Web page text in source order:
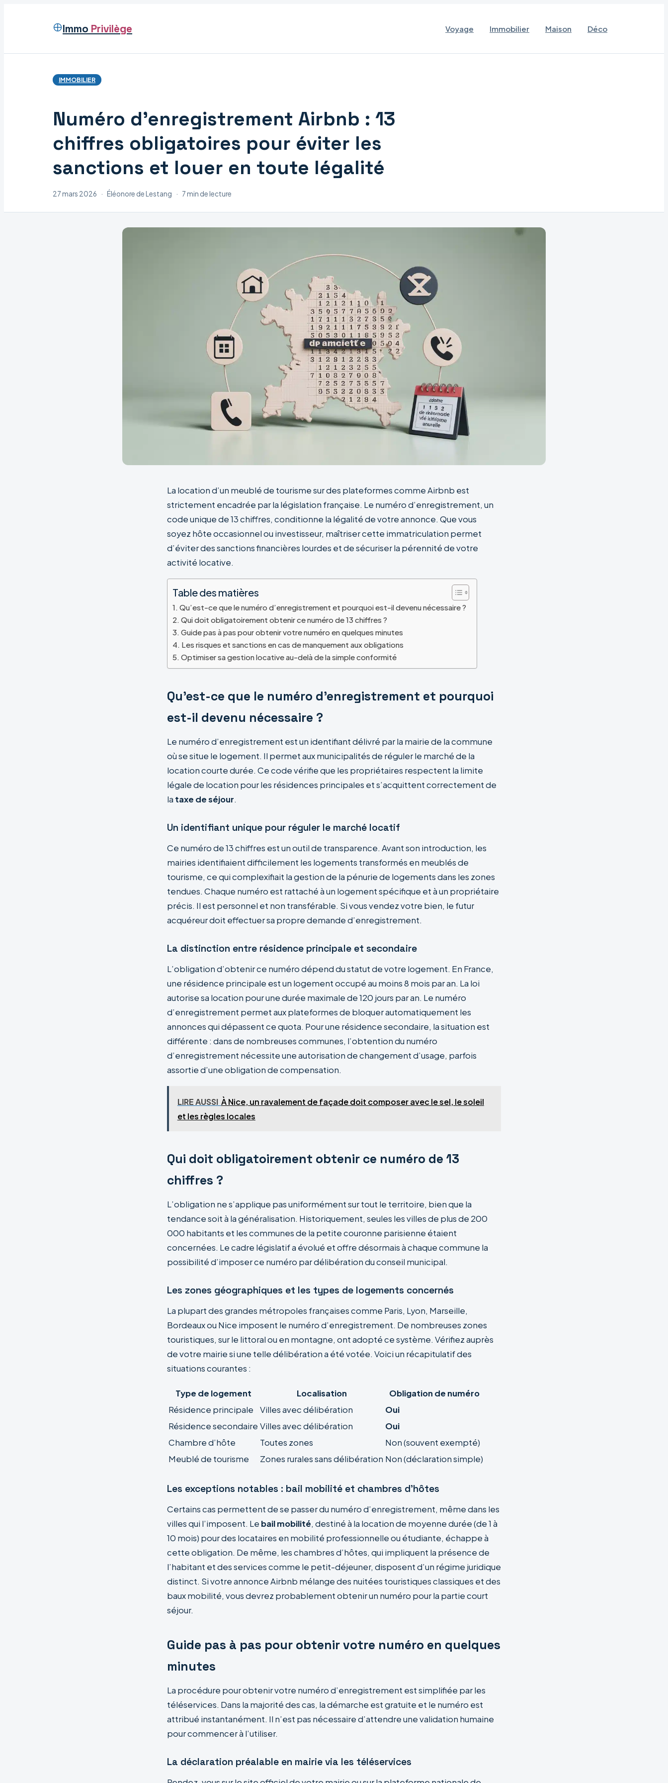
Immo Privilège Voyage Immobilier Maison Déco
IMMOBILIER
Numéro d’enregistrement Airbnb : 13
chiffres obligatoires pour éviter les
sanctions et louer en toute légalité
27 mars 2026 · Éléonore de Lestang · 7 min de lecture
La location d’un meublé de tourisme sur des plateformes comme Airbnb est
strictement encadrée par la législation française. Le numéro d’enregistrement, un
code unique de 13 chiffres, conditionne la légalité de votre annonce. Que vous
soyez hôte occasionnel ou investisseur, maîtriser cette immatriculation permet
d’éviter des sanctions financières lourdes et de sécuriser la pérennité de votre
activité locative.
Table des matières
Qu’est-ce que le numéro d’enregistrement et pourquoi est-il devenu nécessaire ?
Qui doit obligatoirement obtenir ce numéro de 13 chiffres ?
Guide pas à pas pour obtenir votre numéro en quelques minutes
Les risques et sanctions en cas de manquement aux obligations
Optimiser sa gestion locative au-delà de la simple conformité
Qu’est-ce que le numéro d’enregistrement et pourquoi
est-il devenu nécessaire ?
Le numéro d’enregistrement est un identifiant délivré par la mairie de la commune
où se situe le logement. Il permet aux municipalités de réguler le marché de la
location courte durée. Ce code vérifie que les propriétaires respectent la limite
légale de location pour les résidences principales et s’acquittent correctement de
la taxe de séjour.
Un identifiant unique pour réguler le marché locatif
Ce numéro de 13 chiffres est un outil de transparence. Avant son introduction, les
mairies identifiaient difficilement les logements transformés en meublés de
tourisme, ce qui complexifiait la gestion de la pénurie de logements dans les zones
tendues. Chaque numéro est rattaché à un logement spécifique et à un propriétaire
précis. Il est personnel et non transférable. Si vous vendez votre bien, le futur
acquéreur doit effectuer sa propre demande d’enregistrement.
La distinction entre résidence principale et secondaire
L’obligation d’obtenir ce numéro dépend du statut de votre logement. En France,
une résidence principale est un logement occupé au moins 8 mois par an. La loi
autorise sa location pour une durée maximale de 120 jours par an. Le numéro
d’enregistrement permet aux plateformes de bloquer automatiquement les
annonces qui dépassent ce quota. Pour une résidence secondaire, la situation est
différente : dans de nombreuses communes, l’obtention du numéro
d’enregistrement nécessite une autorisation de changement d’usage, parfois
assortie d’une obligation de compensation.
LIRE AUSSI À Nice, un ravalement de façade doit composer avec le sel, le soleil
et les règles locales
Qui doit obligatoirement obtenir ce numéro de 13
chiffres ?
L’obligation ne s’applique pas uniformément sur tout le territoire, bien que la
tendance soit à la généralisation. Historiquement, seules les villes de plus de 200
000 habitants et les communes de la petite couronne parisienne étaient
concernées. Le cadre législatif a évolué et offre désormais à chaque commune la
possibilité d’imposer ce numéro par délibération du conseil municipal.
Les zones géographiques et les types de logements concernés
La plupart des grandes métropoles françaises comme Paris, Lyon, Marseille,
Bordeaux ou Nice imposent le numéro d’enregistrement. De nombreuses zones
touristiques, sur le littoral ou en montagne, ont adopté ce système. Vérifiez auprès
de votre mairie si une telle délibération a été votée. Voici un récapitulatif des
situations courantes :
Type de logement Localisation
Obligation de numéro
Résidence principale
Villes avec délibération
Oui
Résidence secondaire Villes avec délibération
Oui
Chambre d’hôte
Toutes zones
Non (souvent exempté)
Meublé de tourisme
Zones rurales sans délibération Non (déclaration simple)
Les exceptions notables : bail mobilité et chambres d’hôtes
Certains cas permettent de se passer du numéro d’enregistrement, même dans les
villes qui l’imposent. Le bail mobilité, destiné à la location de moyenne durée (de 1 à
10 mois) pour des locataires en mobilité professionnelle ou étudiante, échappe à
cette obligation. De même, les chambres d’hôtes, qui impliquent la présence de
l’habitant et des services comme le petit-déjeuner, disposent d’un régime juridique
distinct. Si votre annonce Airbnb mélange des nuitées touristiques classiques et des
baux mobilité, vous devrez probablement obtenir un numéro pour la partie court
séjour.
Guide pas à pas pour obtenir votre numéro en quelques
minutes
La procédure pour obtenir votre numéro d’enregistrement est simplifiée par les
téléservices. Dans la majorité des cas, la démarche est gratuite et le numéro est
attribué instantanément. Il n’est pas nécessaire d’attendre une validation humaine
pour commencer à l’utiliser.
La déclaration préalable en mairie via les téléservices